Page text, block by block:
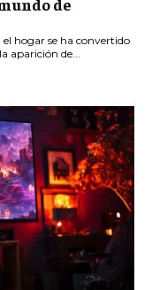
hogar se ha convertido
aparición de...